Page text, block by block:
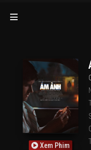
Xem Phim